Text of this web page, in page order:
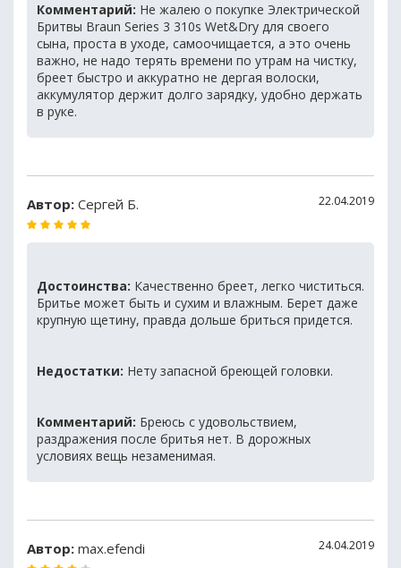
Комментарий: Не жалею о покупке Электрической
Бритвы Braun Series 3 310s Wet&Dry для своего
сына, проста в уходе, самоочищается, а это очень
важно, не надо терять времени по утрам на чистку,
бреет быстро и аккуратно не дергая волоски,
аккумулятор держит долго зарядку, удобно держать
в руке.
Автор: Сергей Б. 22.04.2019
Достоинства: Качественно бреет, легко чиститься.
Бритье может быть и сухим и влажным. Берет даже
крупную щетину, правда дольше бриться придется.
Недостатки: Нету запасной бреющей головки.
Комментарий: Бреюсь с удовольствием,
раздражения после бритья нет. В дорожных
условиях вещь незаменимая.
Автор: max.efendi 24.04.2019